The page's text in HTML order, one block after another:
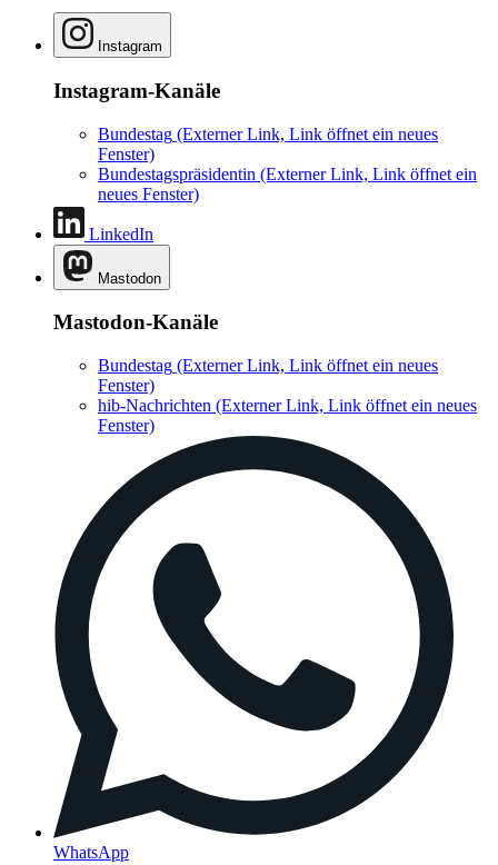
Instagram
Instagram-Kanäle
Bundestag (Externer Link, Link öffnet ein neues
Fenster)
Bundestagspräsidentin (Externer Link, Link öffnet ein
neues Fenster)
LinkedIn
Mastodon
Mastodon-Kanäle
Bundestag (Externer Link, Link öffnet ein neues
Fenster)
hib-Nachrichten (Externer Link, Link öffnet ein neues
Fenster)
WhatsApp